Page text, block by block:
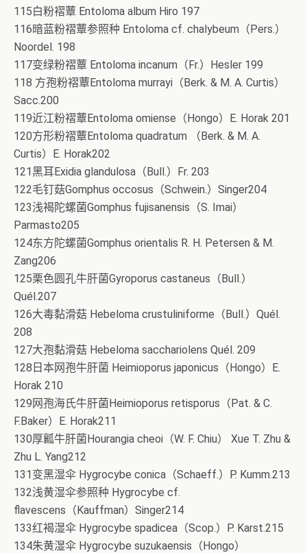
115白粉褶蕈 Entoloma album Hiro 197
116暗蓝粉褶蕈参照种 Entoloma cf. chalybeum（Pers.）
Noordel. 198
117变绿粉褶蕈 Entoloma incanum（Fr.）Hesler 199
118 方孢粉褶蕈Entoloma murrayi（Berk. & M. A. Curtis）
Sacc.200
119近江粉褶蕈Entoloma omiense（Hongo）E. Horak 201
120方形粉褶蕈Entoloma quadratum （Berk. & M. A.
Curtis）E. Horak202
121黑耳Exidia glandulosa（Bull.）Fr. 203
122毛钉菇Gomphus occosus（Schwein.）Singer204
123浅褐陀螺菌Gomphus fujisanensis（S. Imai）
Parmasto205
124东方陀螺菌Gomphus orientalis R. H. Petersen & M.
Zang206
125栗色圆孔牛肝菌Gyroporus castaneus（Bull.）
Quél.207
126大毒黏滑菇 Hebeloma crustuliniforme（Bull.）Quél.
208
127大孢黏滑菇 Hebeloma sacchariolens Quél. 209
128日本网孢牛肝菌 Heimioporus japonicus（Hongo）E.
Horak 210
129网孢海氏牛肝菌Heimioporus retisporus（Pat. & C.
F.Baker）E. Horak211
130厚瓤牛肝菌Hourangia cheoi（W. F. Chiu） Xue T. Zhu &
Zhu L. Yang212
131变黑湿伞 Hygrocybe conica（Schaeff.）P. Kumm.213
132浅黄湿伞参照种 Hygrocybe cf.
flavescens（Kauffman）Singer214
133红褐湿伞 Hygrocybe spadicea（Scop.）P. Karst.215
134朱黄湿伞 Hygrocybe suzukaensis（Hongo）